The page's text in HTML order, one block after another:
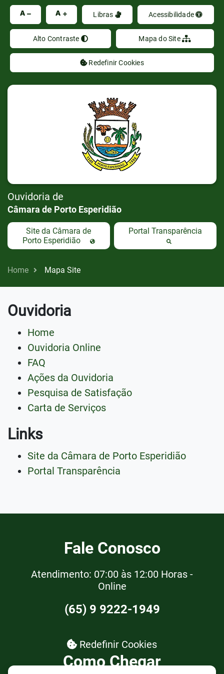
A A Libras Acessibilidade
Alto Contraste Mapa do Site
Redefinir Cookies
Ouvidoria de
Câmara de Porto Esperidião
Site da Câmara de
Porto Esperidião
Portal Transparência
Home Mapa Site
Ouvidoria
Home
Ouvidoria Online
FAQ
Ações da Ouvidoria
Pesquisa de Satisfação
Carta de Serviços
Links
Site da Câmara de Porto Esperidião
Portal Transparência
Fale Conosco
Atendimento: 07:00 às 12:00 Horas -
Online
(65) 9 9222-1949
Redefinir Cookies
Como Chegar